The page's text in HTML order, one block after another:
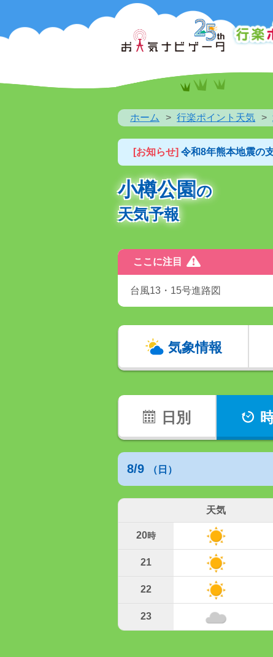
ホーム 行楽ポイント天気
[お知らせ] 令和8年熊本地震の
小樽公園の
天気予報
ここに注目
台風13・15号進路図
気象情報
日別
8/9 （日）
天気
20時
21
22
23